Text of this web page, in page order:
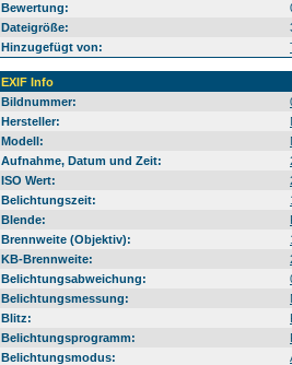
Bewertung:
Dateigröße:
Hinzugefügt von:
EXIF Info
Bildnummer:
Hersteller:
Modell:
Aufnahme, Datum und Zeit:
ISO Wert:
Belichtungszeit:
Blende:
Brennweite (Objektiv):
KB-Brennweite:
Belichtungsabweichung:
Belichtungsmessung:
Blitz:
Belichtungsprogramm:
Belichtungsmodus: